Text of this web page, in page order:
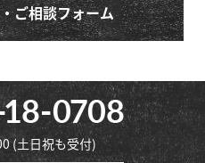
ご相談フォーム
(土日祝も受付)